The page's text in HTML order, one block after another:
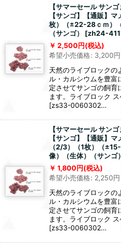
【サマーセール サン
【サンゴ】【通販】
枚）（±22-28ｃｍ）
（サンゴ）
[zh24-
2,500円(税込)
希望小売価格: 3,200円
天然のライブロックの
ル・カルシウムを豊富
定させてサンゴの飼育
ます。ライブロック
[zs33-0060302…
【サマーセール サン
【サンゴ】【通販】
（2/3）（1枚）（
像）（生体）（サンゴ）
1,800円(税込)
希望小売価格: 2,250円
天然のライブロックの
ル・カルシウムを豊富
定させてサンゴの飼育
ます。ライブロック
[zs33-0060302…